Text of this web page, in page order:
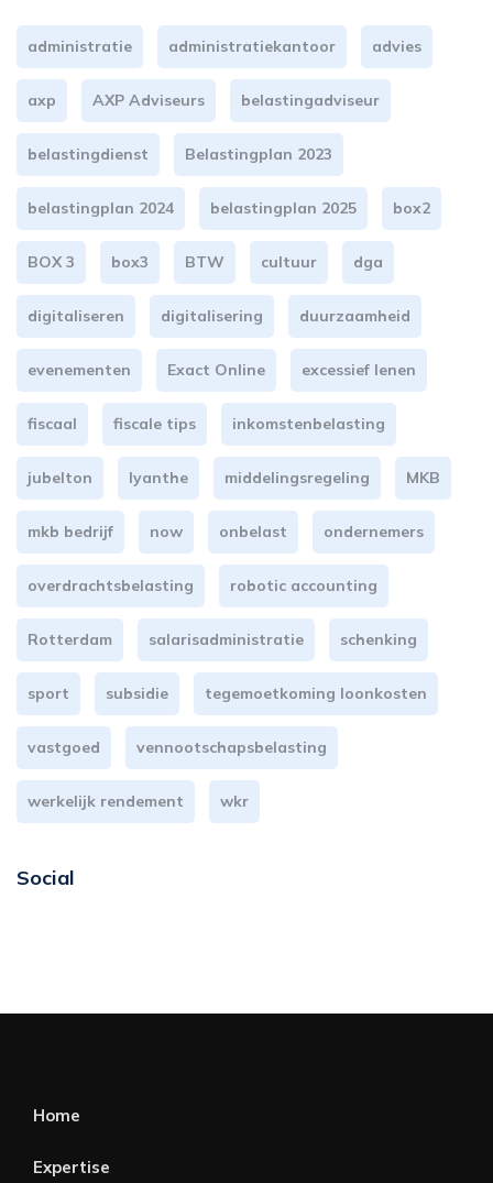
administratie administratiekantoor advies
axp AXP Adviseurs belastingadviseur
belastingdienst Belastingplan 2023
belastingplan 2024 belastingplan 2025 box2
BOX 3 box3 BTW cultuur dga
digitaliseren digitalisering duurzaamheid
evenementen Exact Online excessief lenen
fiscaal fiscale tips inkomstenbelasting
jubelton lyanthe middelingsregeling MKB
mkb bedrijf now onbelast ondernemers
overdrachtsbelasting robotic accounting
Rotterdam salarisadministratie schenking
sport subsidie tegemoetkoming loonkosten
vastgoed vennootschapsbelasting
werkelijk rendement wkr
Social
Home
Expertise